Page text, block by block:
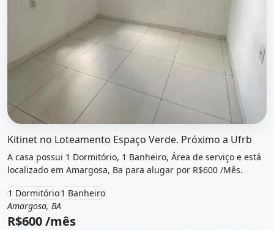
Kitinet no Loteamento Espaço Verde. Próximo a Ufrb
A casa possui 1 Dormitório, 1 Banheiro, Área de serviço e está
localizado em Amargosa, Ba para alugar por R$600 /Mês.
1 Dormitório1 Banheiro
Aluguel
Casa
Amargosa, BA
R$600 /mês